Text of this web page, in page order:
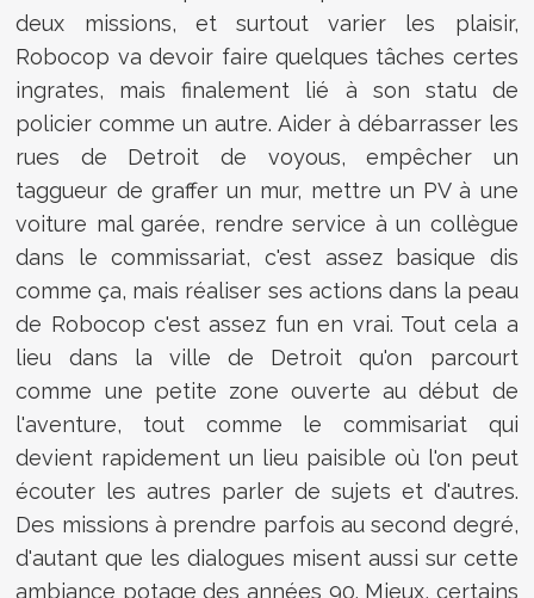
deux missions, et surtout varier les plaisir,
Robocop va devoir faire quelques tâches certes
ingrates, mais finalement lié à son statu de
policier comme un autre. Aider à débarrasser les
rues de Detroit de voyous, empêcher un
taggueur de graffer un mur, mettre un PV à une
voiture mal garée, rendre service à un collègue
dans le commissariat, c'est assez basique dis
comme ça, mais réaliser ses actions dans la peau
de Robocop c'est assez fun en vrai. Tout cela a
lieu dans la ville de Detroit qu'on parcourt
comme une petite zone ouverte au début de
l'aventure, tout comme le commisariat qui
devient rapidement un lieu paisible où l'on peut
écouter les autres parler de sujets et d'autres.
Des missions à prendre parfois au second degré,
d'autant que les dialogues misent aussi sur cette
ambiance potage des années 90. Mieux, certains